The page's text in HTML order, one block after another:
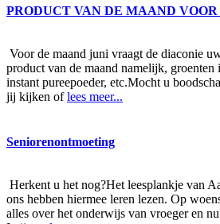
PRODUCT VAN DE MAAND
Voor de maand juni vraagt de diaconie
product van de maand namelijk,
instant pureepoeder, etc.Mocht u
jij kijken oflees meer...
Seniorenontmoeting
Herkent u het nog?Het leesplankje van
ons hebben hiermee leren lezen. Op
alles over het onderwijs van vroeger en